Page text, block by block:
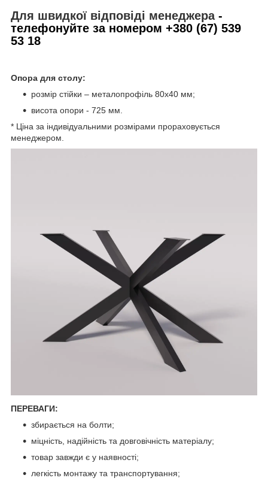
Для швидкої відповіді менеджера-
телефонуйте за номером +380 (67) 539
53 18
Опора для столу:
розмір стійки – металопрофіль 80х40 мм;
висота опори - 725 мм.
* Ціна за індивідуальними розмірами прораховується
менеджером.
ПЕРЕВАГИ:
збирається на болти;
міцність, надійність та довговічність матеріалу;
товар завжди є у наявності;
легкість монтажу та транспортування;